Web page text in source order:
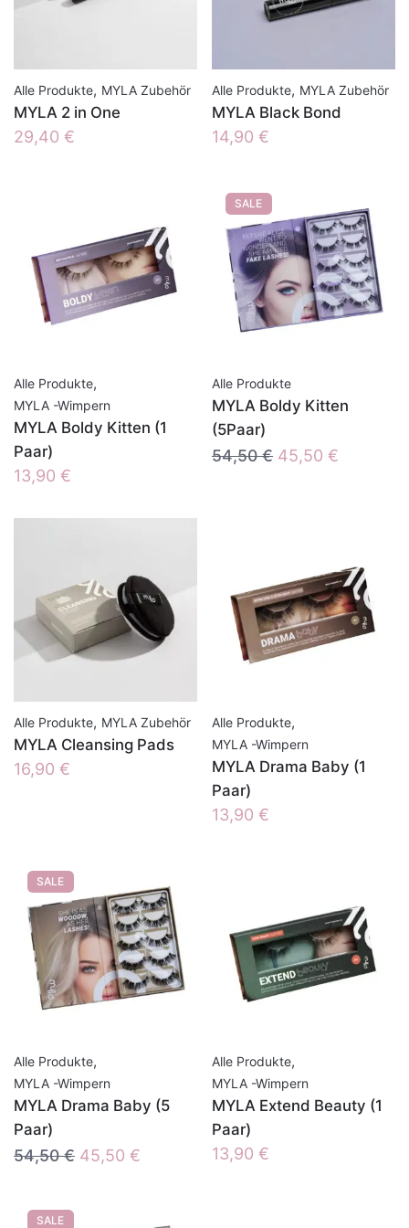
Alle Produkte, MYLA Zubehör
MYLA 2 in One
29,40 €
Alle Produkte, MYLA Zubehör
MYLA Black Bond
14,90 €
Alle Produkte,
MYLA -Wimpern
MYLA Boldy Kitten (1
Paar)
13,90 €
SALE
Alle Produkte
MYLA Boldy Kitten
(5Paar)
54,50€ Ursprünglicher
45,50 €
Alle Produkte, MYLA Zubehör
MYLA Cleansing Pads
16,90 €
Alle Produkte,
MYLA -Wimpern
MYLA Drama Baby (1
Paar)
13,90 €
SALE
Alle Produkte,
MYLA -Wimpern
MYLA Drama Baby (5
Paar)
54,50€ Ursprünglicher
45,50 €
Alle Produkte,
MYLA -Wimpern
MYLA Extend Beauty (1
Paar)
13,90 €
SALE